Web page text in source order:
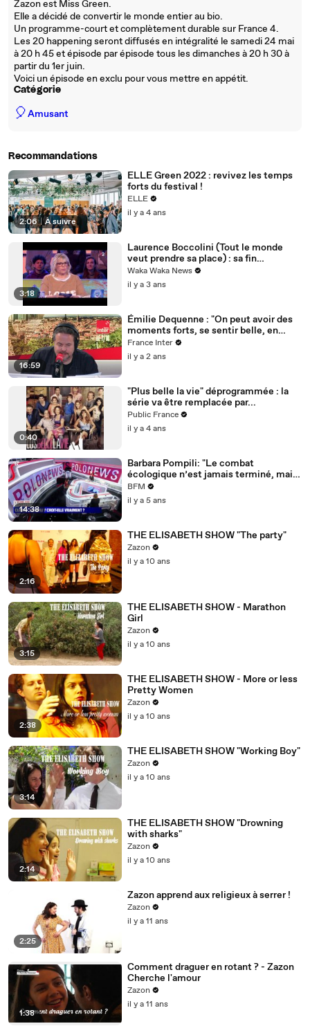
Zazon est Miss Green.
Elle a décidé de convertir le monde entier au bio.
Un programme-court et complètement durable sur France 4.
Les 20 happening seront diffusés en intégralité le samedi 24 mai
à 20 h 45 et épisode par épisode tous les dimanches à 20 h 30 à
partir du 1er juin.
Voici un épisode en exclu pour vous mettre en appétit.
Catégorie
🎈Amusant
Recommandations
2:06 | À suivre
ELLE Green 2022 : revivez les temps
forts du festival !
ELLE
il y a 4 ans
3:18
Laurence Boccolini (Tout le monde
veut prendre sa place) : sa fin
chamboulée sur France 2
Waka Waka News
il y a 3 ans
16:59
Émilie Dequenne : "On peut avoir des
moments forts, se sentir belle, en
dépit de la maladie" - L'itw de 9h20
France Inter
il y a 2 ans
0:40
"Plus belle la vie" déprogrammée : la
série va être remplacée par...
Public France
il y a 4 ans
14:38
Barbara Pompili: "Le combat
écologique n’est jamais terminé, mais
dire qu’il ne s’est rien passé est une
manière de décourager les gens" -
27/10
BFM
il y a 5 ans
2:16
THE ELISABETH SHOW "The party"
Zazon
il y a 10 ans
3:15
THE ELISABETH SHOW - Marathon
Girl
Zazon
il y a 10 ans
2:38
THE ELISABETH SHOW - More or less
Pretty Women
Zazon
il y a 10 ans
3:14
THE ELISABETH SHOW "Working Boy"
Zazon
il y a 10 ans
2:14
THE ELISABETH SHOW "Drowning
with sharks"
Zazon
il y a 10 ans
2:25
Zazon apprend aux religieux à serrer !
Zazon
il y a 11 ans
1:38
Comment draguer en rotant ? - Zazon
Cherche l'amour
Zazon
il y a 11 ans